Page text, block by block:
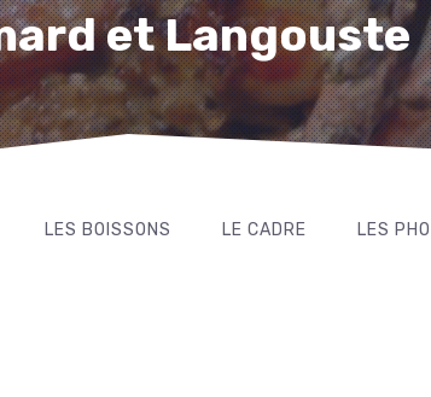
et Langouste
LES BOISSONS LE CADRE LES